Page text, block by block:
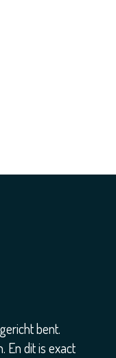
bent.
En dit is exact